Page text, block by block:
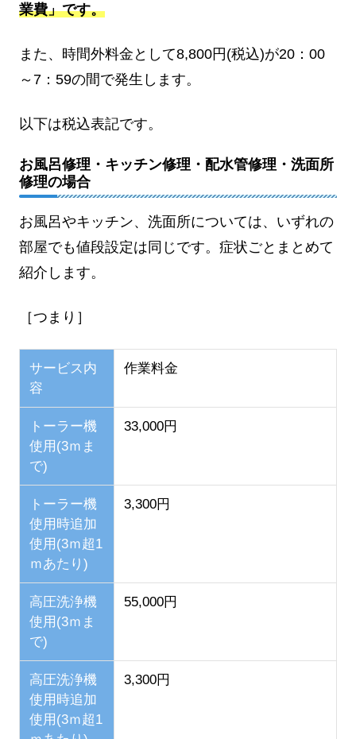
業費」です。
また、時間外料金として8,800円(税込)が20：00
～7：59の間で発生します。
以下は税込表記です。
お風呂修理・キッチン修理・配水管修理・洗面所
修理の場合
お風呂やキッチン、洗面所については、いずれの
部屋でも値段設定は同じです。症状ごとまとめて
紹介します。
［つまり］
サービス内
容
作業料金
トーラー機
使用(3ｍま
で)
33,000円
トーラー機
使用時追加
使用(3ｍ超1
ｍあたり)
3,300円
高圧洗浄機
使用(3ｍま
で)
55,000円
高圧洗浄機
使用時追加
使用(3ｍ超1
3,300円